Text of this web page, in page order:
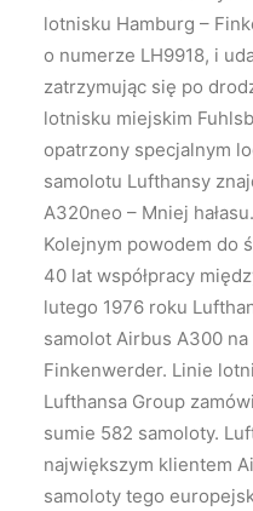
lotnisku Hamburg –
o numerze LH9918, i
zatrzymując się po
lotnisku miejskim
opatrzony specjalnym
samolotu Lufthansy
A320neo – Mniej
Kolejnym powodem do
40 lat współpracy
lutego 1976 roku
samolot Airbus A300
Finkenwerder. Linie
Lufthansa Group
sumie 582 samoloty.
największym klientem
samoloty tego